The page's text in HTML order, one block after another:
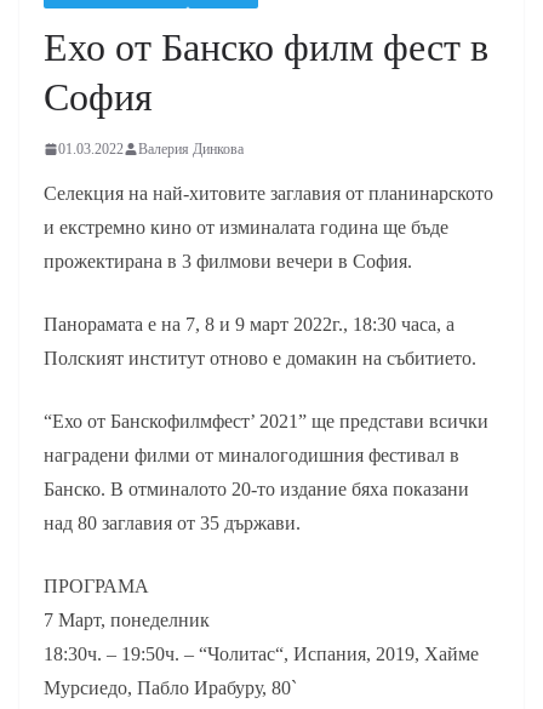
Ехо от Банско филм фест в
София
01.03.2022 Валерия Динкова
Селекция на най-хитовите заглавия от планинарското
и екстремно кино от изминалата година ще бъде
прожектирана в 3 филмови вечери в София.
Панорамата е на 7, 8 и 9 март 2022г., 18:30 часа, а
Полският институт отново е домакин на събитието.
“Ехо от Банскофилмфест’ 2021” ще представи всички
наградени филми от миналогодишния фестивал в
Банско. В отминалото 20-то издание бяха показани
над 80 заглавия от 35 държави.
ПРОГРАМА
7 Март, понеделник
18:30ч. – 19:50ч. – “Чолитас“, Испания, 2019, Хайме
Мурсиедо, Пабло Ирабуру, 80`